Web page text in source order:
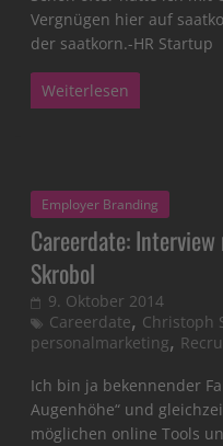
Vergnügen hier auf
der saatkorn.-HR Startup
Weiterlesen
Employer Branding
Careerdate:
Skrobol
9. Oktober 2014
Careerdate, Christoph
personalmarketing,
Ich bin ja bekennender
Augenhöhe“ und
möglichen online Tools